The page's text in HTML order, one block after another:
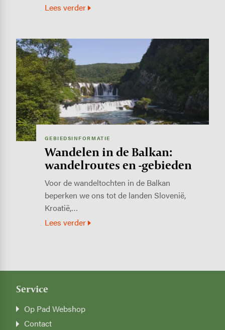
Lees verder
Image
GEBIEDSINFORMATIE
Wandelen in de Balkan:
wandelroutes en -gebieden
Voor de wandeltochten in de Balkan
beperken we ons tot de landen Slovenië,
Kroatië,…
Lees verder
Service
Op Pad Webshop
Contact